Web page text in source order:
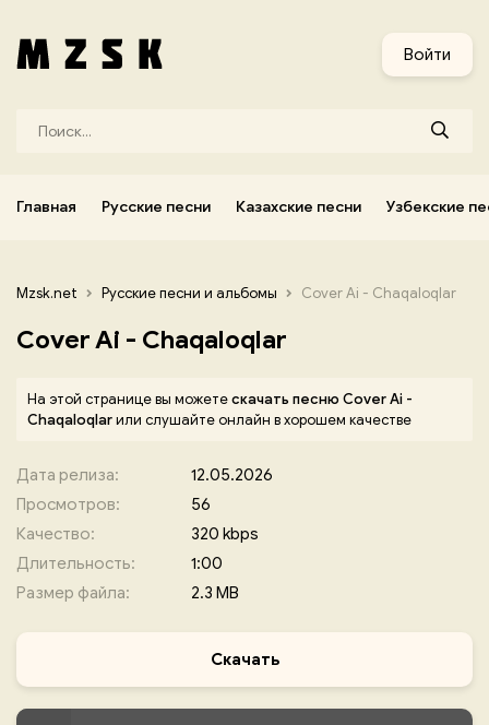
Войти
Главная Русские песни Казахские песни Узбекские
Mzsk.net Русские песни и альбомы Cover Ai - Chaqaloqlar
Cover Ai - Chaqaloqlar
На этой странице вы можетескачать песню Cover Ai -
Chaqaloqlarили слушайте онлайн в хорошем качестве
Дата релиза:
12.05.2026
Просмотров:
56
Качество:
320 kbps
Длительность:
1:00
Размер файла:
2.3 MB
Скачать
Узбекские песни Корейские песни